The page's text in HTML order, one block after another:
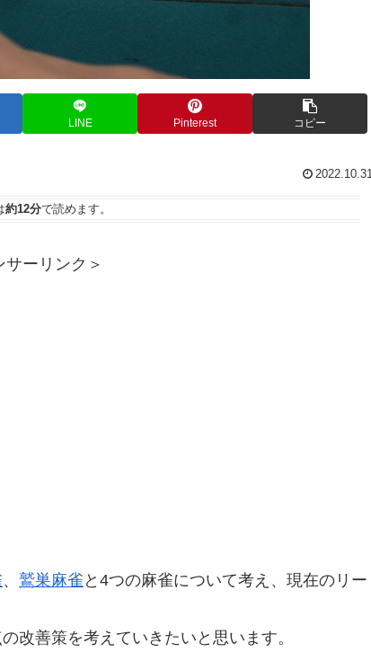
LINE Pinterest コピー
2022.10.31
約12分で読めます。
サーリンク＞
、 鷲巣麻雀 と4つの麻雀について考え、現在のリー
改善策を考えていきたいと思います。